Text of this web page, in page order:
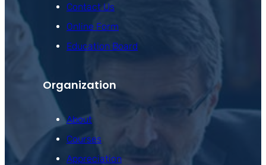
Contact Us
Online Form
Education Board
Organization
About
Courses
Appreciation